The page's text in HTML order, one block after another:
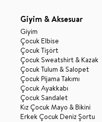
Giyim & Aksesuar
Giyim
Çocuk Elbise
Çocuk Tişört
Çocuk Sweatshirt & Kazak
Çocuk Tulum & Salopet
Çocuk Pijama Takımı
Çocuk Ayakkabı
Çocuk Sandalet
Kız Çocuk Mayo & Bikini
Erkek Çocuk Deniz Şortu